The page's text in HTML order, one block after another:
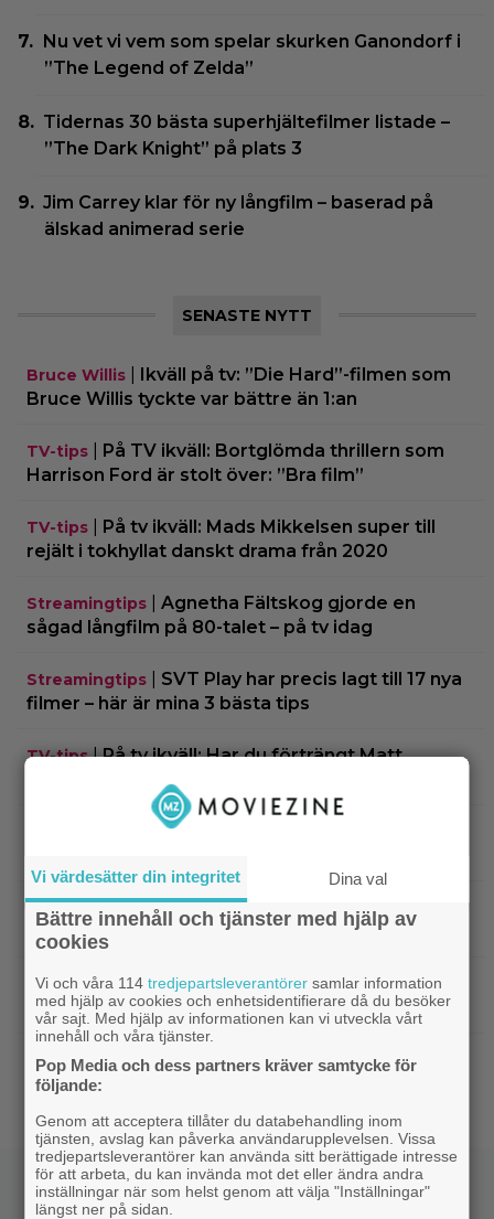
Nu vet vi vem som spelar skurken Ganondorf i
”The Legend of Zelda”
Tidernas 30 bästa superhjältefilmer listade –
”The Dark Knight” på plats 3
Jim Carrey klar för ny långfilm – baserad på
älskad animerad serie
SENASTE NYTT
Bruce Willis
Ikväll på tv: ”Die Hard”-filmen som
Bruce Willis tyckte var bättre än 1:an
TV-tips
På TV ikväll: Bortglömda thrillern som
Harrison Ford är stolt över: ”Bra film”
TV-tips
På tv ikväll: Mads Mikkelsen super till
rejält i tokhyllat danskt drama från 2020
Streamingtips
Agnetha Fältskog gjorde en
sågad långfilm på 80-talet – på tv idag
Streamingtips
SVT Play har precis lagt till 17 nya
filmer – här är mina 3 bästa tips
TV-tips|På tv ikväll: Har du förträngt Matt
Damons fantasyflopp från 2005?
”The Legend of Zelda” blir en av Sam
TV-spel|Arga föräldrar ringde ner Nintendo –
spelkaraktären ”ser ut som en penis”
Kommande filmer|Nu vet vi vem som spelar
skurken Ganondorf i ”The Legend of Zelda”
Casting|Jim Carrey klar för ny långfilm –
baserad på älskad animerad serie
Vi värdesätter din integritet Dina val
Bättre innehåll och tjänster med hjälp av
cookies
Vi och våra 114tredjepartsleverantörer samlar information
med hjälp av cookies och enhetsidentifierare då du besöker
vår sajt. Med hjälp av informationen kan vi utveckla vårt
innehåll och våra tjänster.
Pop Media och dess partners kräver samtycke för
följande:
Genom att acceptera tillåter du databehandling inom
tjänsten, avslag kan påverka användarupplevelsen. Vissa
tredjepartsleverantörer kan använda sitt berättigade intresse
för att arbeta, du kan invända mot det eller ändra andra
inställningar när som helst genom att välja "Inställningar"
längst ner på sidan.